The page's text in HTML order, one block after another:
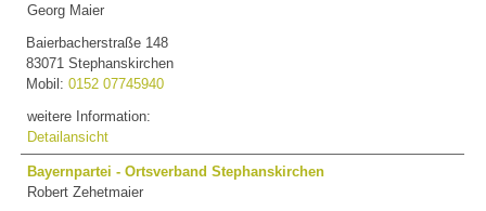
Georg Maier
Baierbacherstraße 148
83071 Stephanskirchen
Mobil:0152 07745940
weitere Information:
Detailansicht
Bayernpartei - Ortsverband Stephanskirchen
Robert Zehetmaier